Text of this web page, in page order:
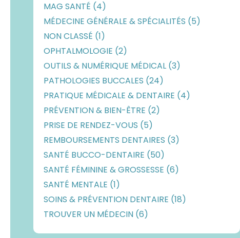
MAG SANTÉ (4)
MÉDECINE GÉNÉRALE & SPÉCIALITÉS (5)
NON CLASSÉ (1)
OPHTALMOLOGIE (2)
OUTILS & NUMÉRIQUE MÉDICAL (3)
PATHOLOGIES BUCCALES (24)
PRATIQUE MÉDICALE & DENTAIRE (4)
PRÉVENTION & BIEN-ÊTRE (2)
PRISE DE RENDEZ-VOUS (5)
REMBOURSEMENTS DENTAIRES (3)
SANTÉ BUCCO-DENTAIRE (50)
SANTÉ FÉMININE & GROSSESSE (6)
SANTÉ MENTALE (1)
SOINS & PRÉVENTION DENTAIRE (18)
TROUVER UN MÉDECIN (6)